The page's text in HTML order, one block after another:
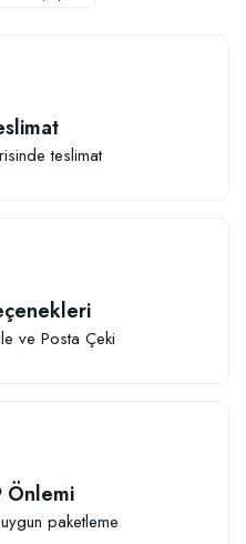
teslimat
ve Posta Çeki
Önlemi
paketleme